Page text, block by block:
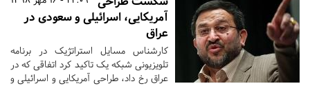
آمریکایی، اسرائیلی و سعودی در
عراق
کارشناس مسایل استراتژیک در برنامه
تلویزیونی شبکه یک تاکید کرد اتفاقی که در
عراق رخ داد، طراحی آمریکایی و اسرائیلی و